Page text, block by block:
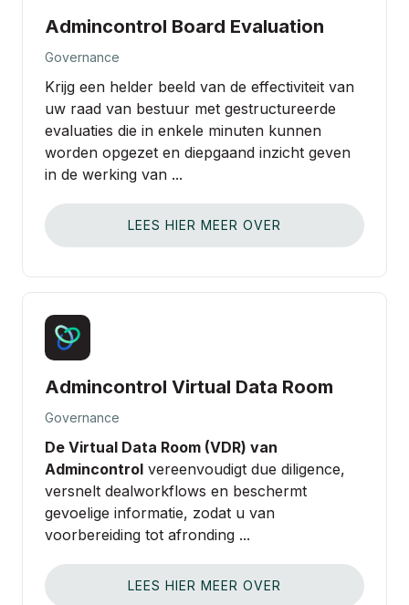
Over ons
Partnerschappen
Contact Sales
Inloggen
Admincontrol Board Evaluation
Governance
Krijg een helder beeld van de effectiviteit van
uw raad van bestuur met gestructureerde
evaluaties die in enkele minuten kunnen
worden opgezet en diepgaand inzicht geven
in de werking van ...
LEES HIER MEER OVER
Admincontrol Virtual Data Room
Governance
De Virtual Data Room (VDR) van
Admincontrol vereenvoudigt due diligence,
versnelt dealworkflows en beschermt
gevoelige informatie, zodat u van
voorbereiding tot afronding ...
LEES HIER MEER OVER